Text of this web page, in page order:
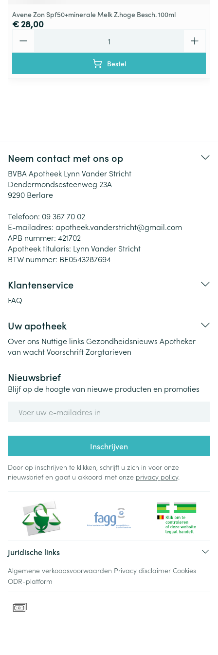
Avene Zon Spf50+minerale Melk Z.hoge Besch. 100ml
€ 28,00
Bestel
Neem contact met ons op
BVBA Apotheek Lynn Vander Stricht
Dendermondsesteenweg 23A
9290 Berlare
Telefoon: 09 367 70 02
E-mailadres: apotheek.vanderstricht@gmail.com
APB nummer: 421702
Apotheek titularis: Lynn Vander Stricht
BTW nummer: BE0543287694
Klantenservice
FAQ
Uw apotheek
Over ons Nuttige links Gezondheidsnieuws Apotheker
van wachtVoorschriftZorgtarieven
Nieuwsbrief
Blijf op de hoogte van nieuwe producten en promoties
Inschrijven
Door op inschrijven te klikken, schrijft u zich in voor onze
nieuwsbrief en gaat u akkoord met onze privacy policy.
Juridische links
Algemene verkoopsvoorwaarden Privacy disclaimer Cookies
ODR-platform